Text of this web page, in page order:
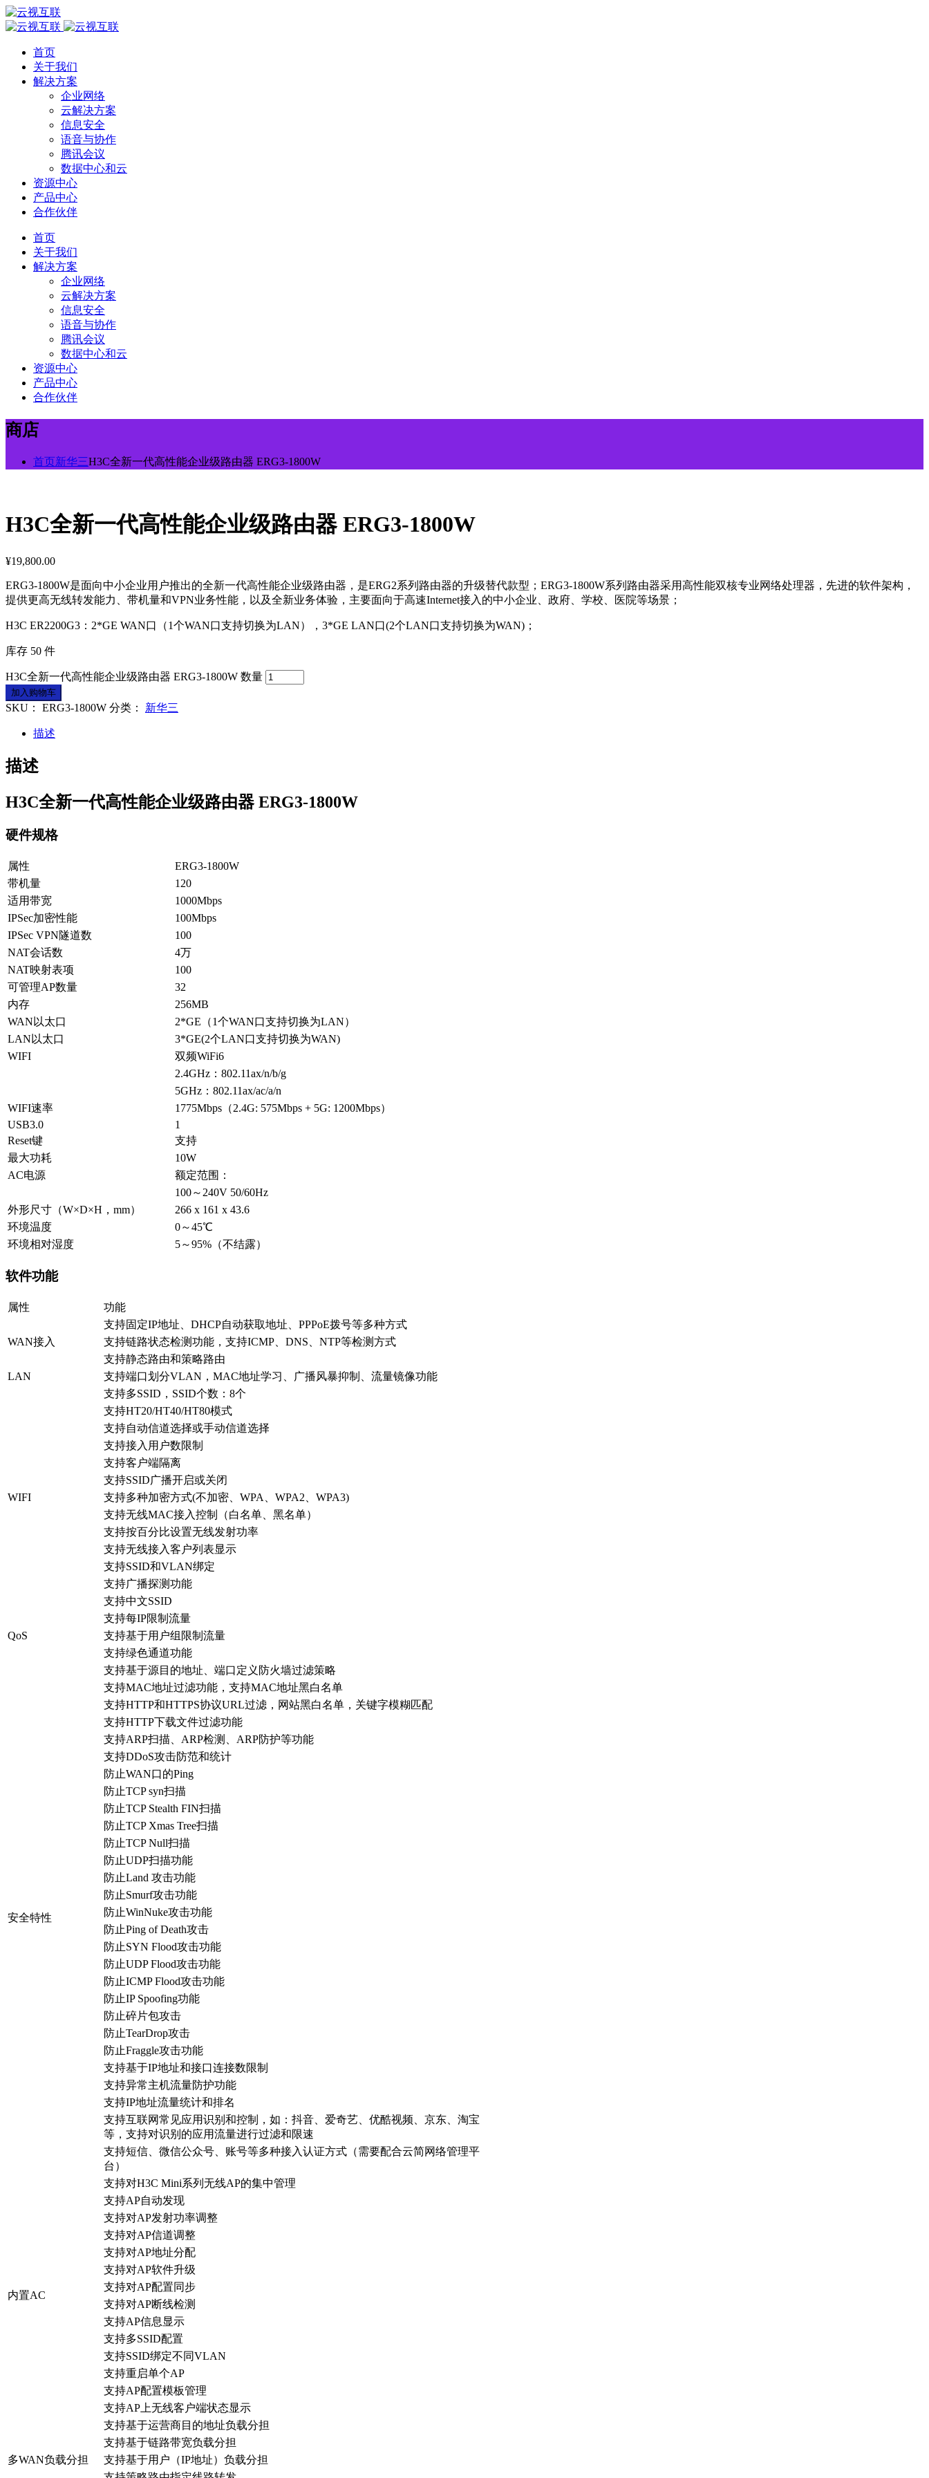
首页
关于我们
解决方案
企业网络
云解决方案
信息安全
语音与协作
腾讯会议
数据中心和云
资源中心
产品中心
合作伙伴
首页
关于我们
解决方案
企业网络
云解决方案
信息安全
语音与协作
腾讯会议
数据中心和云
资源中心
产品中心
合作伙伴
商店
首页新华三H3C全新一代高性能企业级路由器 ERG3-1800W
H3C全新一代高性能企业级路由器 ERG3-1800W
¥19,800.00
ERG3-1800W是面向中小企业用户推出的全新一代高性能企业级路由器，是ERG2系列路由器的升级替代款型；ERG3-1800W系列路由器采用高性能双核专业网络处理器，先进的软件架构，
提供更高无线转发能力、带机量和VPN业务性能，以及全新业务体验，主要面向于高速Internet接入的中小企业、政府、学校、医院等场景；
H3C ER2200G3：2*GE WAN口（1个WAN口支持切换为LAN），3*GE LAN口(2个LAN口支持切换为WAN)；
库存 50 件
H3C全新一代高性能企业级路由器 ERG3-1800W 数量
加入购物车
SKU： ERG3-1800W 分类： 新华三
描述
描述
H3C全新一代高性能企业级路由器 ERG3-1800W
硬件规格
属性
ERG3-1800W
带机量
120
适用带宽
1000Mbps
IPSec加密性能
100Mbps
IPSec VPN隧道数
100
NAT会话数
4万
NAT映射表项
100
可管理AP数量
32
内存
256MB
WAN以太口
2*GE（1个WAN口支持切换为LAN）
LAN以太口
3*GE(2个LAN口支持切换为WAN)
WIFI
双频WiFi6
2.4GHz：802.11ax/n/b/g
5GHz：802.11ax/ac/a/n
WIFI速率
1775Mbps（2.4G: 575Mbps + 5G: 1200Mbps）
USB3.0
1
Reset键
支持
最大功耗
10W
AC电源
额定范围：
100～240V 50/60Hz
外形尺寸（W×D×H，mm）
266 x 161 x 43.6
环境温度
0～45℃
环境相对湿度
5～95%（不结露）
软件功能
属性 功能
WAN接入
支持固定IP地址、DHCP自动获取地址、PPPoE拨号等多种方式
支持链路状态检测功能，支持ICMP、DNS、NTP等检测方式
支持静态路由和策略路由
LAN
支持端口划分VLAN，MAC地址学习、广播风暴抑制、流量镜像功能
WIFI
支持多SSID，SSID个数：8个
支持HT20/HT40/HT80模式
支持自动信道选择或手动信道选择
支持接入用户数限制
支持客户端隔离
支持SSID广播开启或关闭
支持多种加密方式(不加密、WPA、WPA2、WPA3)
支持无线MAC接入控制（白名单、黑名单）
支持按百分比设置无线发射功率
支持无线接入客户列表显示
支持SSID和VLAN绑定
支持广播探测功能
支持中文SSID
QoS
支持每IP限制流量
支持基于用户组限制流量
支持绿色通道功能
安全特性
支持基于源目的地址、端口定义防火墙过滤策略
支持MAC地址过滤功能，支持MAC地址黑白名单
支持HTTP和HTTPS协议URL过滤，网站黑白名单，关键字模糊匹配
支持HTTP下载文件过滤功能
支持ARP扫描、ARP检测、ARP防护等功能
支持DDoS攻击防范和统计
防止WAN口的Ping
防止TCP syn扫描
防止TCP Stealth FIN扫描
防止TCP Xmas Tree扫描
防止TCP Null扫描
防止UDP扫描功能
防止Land 攻击功能
防止Smurf攻击功能
防止WinNuke攻击功能
防止Ping of Death攻击
防止SYN Flood攻击功能
防止UDP Flood攻击功能
防止ICMP Flood攻击功能
防止IP Spoofing功能
防止碎片包攻击
防止TearDrop攻击
防止Fraggle攻击功能
支持基于IP地址和接口连接数限制
支持异常主机流量防护功能
支持IP地址流量统计和排名
支持互联网常见应用识别和控制，如：抖音、爱奇艺、优酷视频、京东、淘宝
等，支持对识别的应用流量进行过滤和限速
支持短信、微信公众号、账号等多种接入认证方式（需要配合云简网络管理平
台）
内置AC
支持对H3C Mini系列无线AP的集中管理
支持AP自动发现
支持对AP发射功率调整
支持对AP信道调整
支持对AP地址分配
支持对AP软件升级
支持对AP配置同步
支持对AP断线检测
支持AP信息显示
支持多SSID配置
支持SSID绑定不同VLAN
支持重启单个AP
支持AP配置模板管理
支持AP上无线客户端状态显示
多WAN负载分担
支持基于运营商目的地址负载分担
支持基于链路带宽负载分担
支持基于用户（IP地址）负载分担